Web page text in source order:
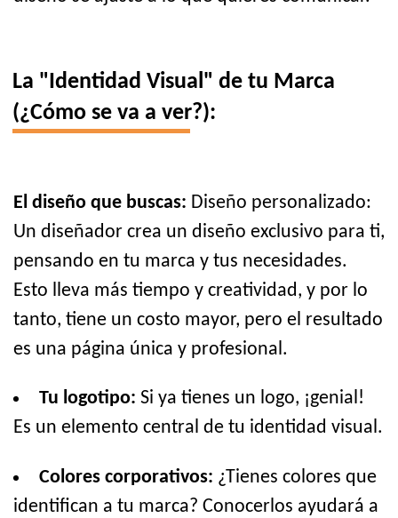
La "Identidad Visual" de tu Marca
(¿Cómo se va a ver?):
El diseño que buscas: Diseño personalizado:
Un diseñador crea un diseño exclusivo para ti,
pensando en tu marca y tus necesidades.
Esto lleva más tiempo y creatividad, y por lo
tanto, tiene un costo mayor, pero el resultado
es una página única y profesional.
Tu logotipo: Si ya tienes un logo, ¡genial!
Es un elemento central de tu identidad visual.
Colores corporativos: ¿Tienes colores que
identifican a tu marca? Conocerlos ayudará a